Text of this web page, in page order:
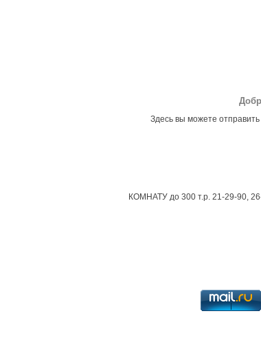
Здесь вы можете
КОМНАТУ до 300 т.р. 21-29-90,